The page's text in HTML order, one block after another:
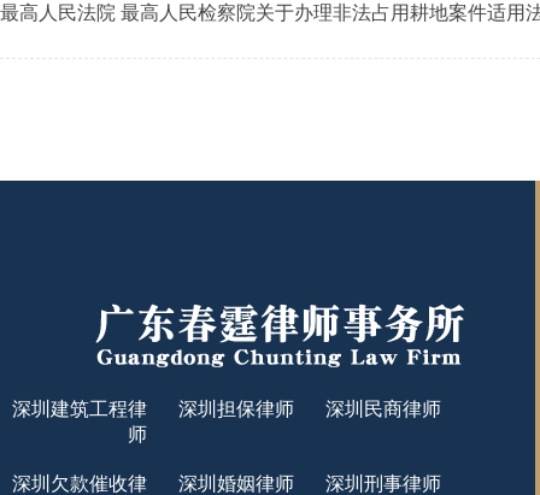
最高人民法院 最高人民检察院关于办理非法占用耕地案件适用
深圳建筑工程律
师
深圳担保律师 深圳民商律师
深圳欠款催收律
深圳婚姻律师 深圳刑事律师